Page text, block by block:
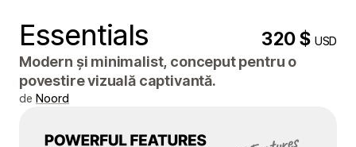
Essentials 320 $USD
Modern și minimalist, conceput pentru o
povestire vizuală captivantă.
de Noord